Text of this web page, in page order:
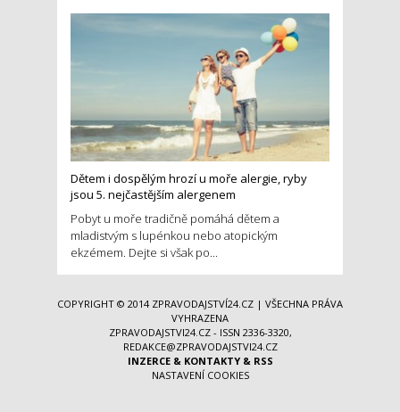
Dětem i dospělým hrozí u moře alergie, ryby
jsou 5. nejčastějším alergenem
Pobyt u moře tradičně pomáhá dětem a
mladistvým s lupénkou nebo atopickým
ekzémem. Dejte si však po...
COPYRIGHT © 2014 ZPRAVODAJSTVÍ24.CZ | VŠECHNA PRÁVA
VYHRAZENA
ZPRAVODAJSTVI24.CZ - ISSN 2336-3320,
REDAKCE@ZPRAVODAJSTVI24.CZ
INZERCE& KONTAKTY& RSS
NASTAVENÍ COOKIES